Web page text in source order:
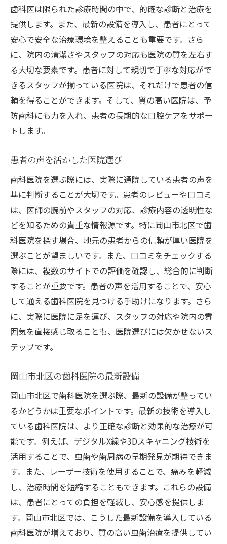
岡山市北区で虫歯治療を受ける際の歯科医院選
びの注意点
治療計画の説明がしっかりしているか
痛みの少ない治療法の有無
院内の衛生管理状況
患者対応の丁寧さを確認
医院を見つける
地元で評判の歯科医院を探す
家族の紹介を参考にする
専門分野に特化した医院を選ぶ
初診時の印象を大切にする
治療内容の詳細を確認する
長期的なお付き合いができるか
岡山市北区の歯科医院で安心して虫歯治療を受
初回診察時に確認するべきポイント
治療の流れを事前に把握する
家族連れでも安心な医院選び
個別対応の充実度を確認
歯科医院の教育活動への参加
虫歯治療を成功に導く岡山市北区の歯科医院選
びのコツ
信頼関係を築けるドクター
技術力の高いスタッフがいる医院
治療後のアフターケアの充実
保険適用範囲をしっかり確認
新しい技術や治療法の導入
患者とのコミュニケーションを重視
歯科医は限られた診療時間の中で、的確な診断と治療を
提供します。また、最新の設備を導入し、患者にとって
安心で安全な治療環境を整えることも重要です。さら
に、院内の清潔さやスタッフの対応も医院の質を左右す
る大切な要素です。患者に対して親切で丁寧な対応がで
きるスタッフが揃っている医院は、それだけで患者の信
頼を得ることができます。そして、質の高い医院は、予
防歯科にも力を入れ、患者の長期的な口腔ケアをサポー
トします。
患者の声を活かした医院選び
歯科医院を選ぶ際には、実際に通院している患者の声を
基に判断することが大切です。患者のレビューや口コミ
は、医師の腕前やスタッフの対応、診療内容の透明性な
どを知るための貴重な情報源です。特に岡山市北区で歯
科医院を探す場合、地元の患者からの信頼が厚い医院を
選ぶことが望ましいです。また、口コミをチェックする
際には、複数のサイトでの評価を確認し、総合的に判断
することが重要です。患者の声を活用することで、安心
して通える歯科医院を見つける手助けになります。さら
に、実際に医院に足を運び、スタッフの対応や院内の雰
囲気を直接感じ取ることも、医院選びには欠かせないス
テップです。
岡山市北区の歯科医院の最新設備
岡山市北区で歯科医院を選ぶ際、最新の設備が整ってい
るかどうかは重要なポイントです。最新の技術を導入し
ている歯科医院は、より正確な診断と効果的な治療が可
能です。例えば、デジタルX線や3Dスキャニング技術を
活用することで、虫歯や歯周病の早期発見が期待できま
す。また、レーザー技術を使用することで、痛みを軽減
し、治療時間を短縮することもできます。これらの設備
は、患者にとっての負担を軽減し、安心感を提供しま
す。岡山市北区では、こうした最新設備を導入している
歯科医院が増えており、質の高い虫歯治療を提供してい